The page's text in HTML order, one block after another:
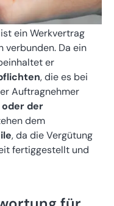
ein Werkvertrag
verbunden. Da ein
er
, die es bei
Auftragnehmer
oder der
dem
, da die Vergütung
fertiggestellt und